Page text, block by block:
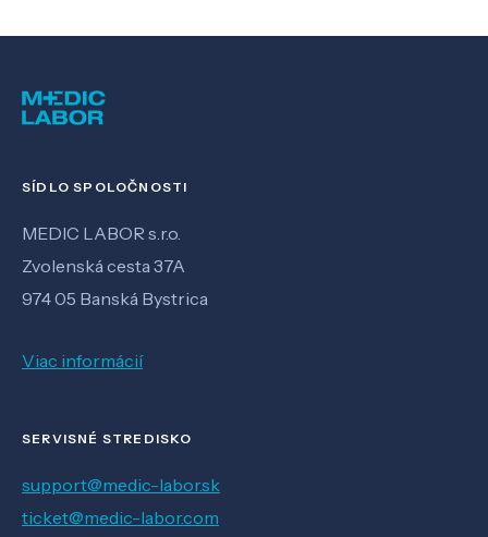
SÍDLO SPOLOČNOSTI
MEDIC LABOR s.r.o.
Zvolenská cesta 37A
974 05 Banská Bystrica
Viac informácií
SERVISNÉ STREDISKO
support@medic-labor.sk
ticket@medic-labor.com